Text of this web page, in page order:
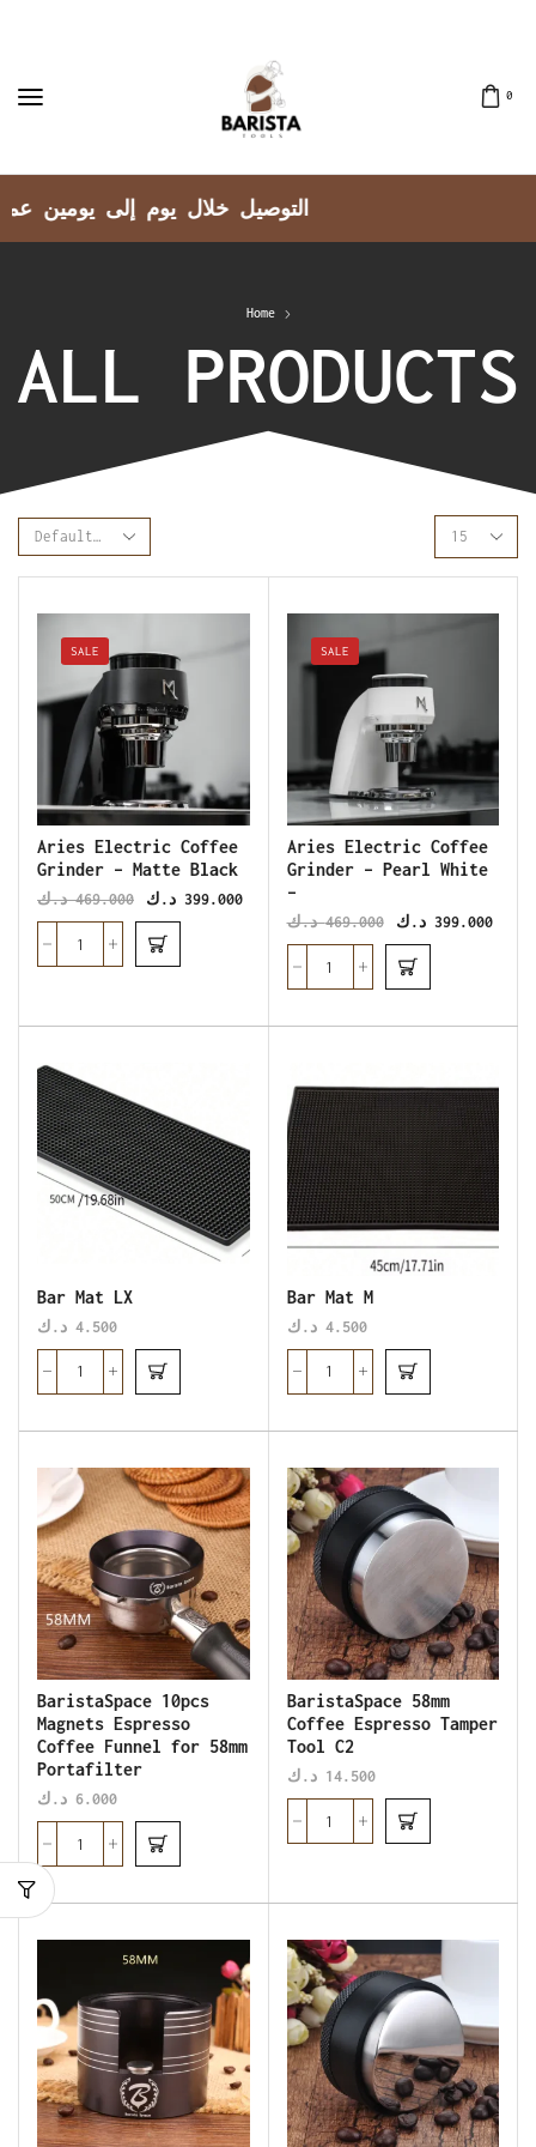
0
توصيل جميع مناطق الكويت
Home
ALL PRODUCTS
SALE
Aries Electric Coffee
Grinder – Matte Black
469.000 د.ك 399.000 د.ك
SALE
Aries Electric Coffee
Grinder – Pearl White
–
469.000 د.ك 399.000 د.ك
Bar Mat LX
4.500 د.ك
Bar Mat M
4.500 د.ك
BaristaSpace 10pcs
Magnets Espresso
Coffee Funnel for 58mm
Portafilter
6.000 د.ك
BaristaSpace 58mm
Coffee Espresso Tamper
Tool C2
14.500 د.ك